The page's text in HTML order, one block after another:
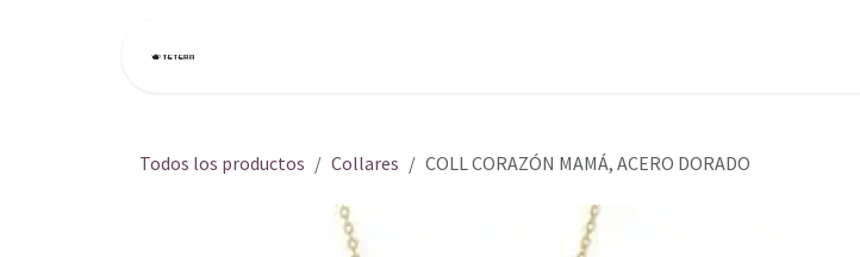
Todos los productos Collares COLL CORAZÓN MAMÁ, ACERO DORADO